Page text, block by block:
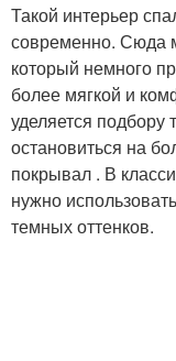
Такой интерьер
современно. Сюда
который немного
более мягкой и
уделяется подбору
остановиться на
покрывал . В
нужно
темных оттенков.